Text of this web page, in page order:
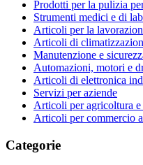
Prodotti per la pulizia
Strumenti medici e di
Articoli per la
Articoli di
Manutenzione e
Automazioni, motori e
Articoli di elettronica
Servizi per aziende
Articoli per agricoltura e
Articoli per commercio
Categorie